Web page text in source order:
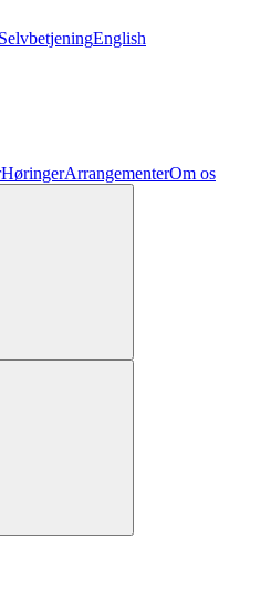
English
HøringerArrangementerOm os